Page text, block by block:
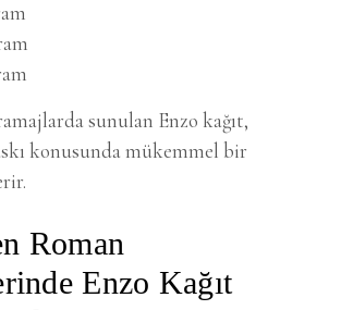
sunulan Enzo kağıt,
konusunda mükemmel bir
Roman
Enzo Kağıt